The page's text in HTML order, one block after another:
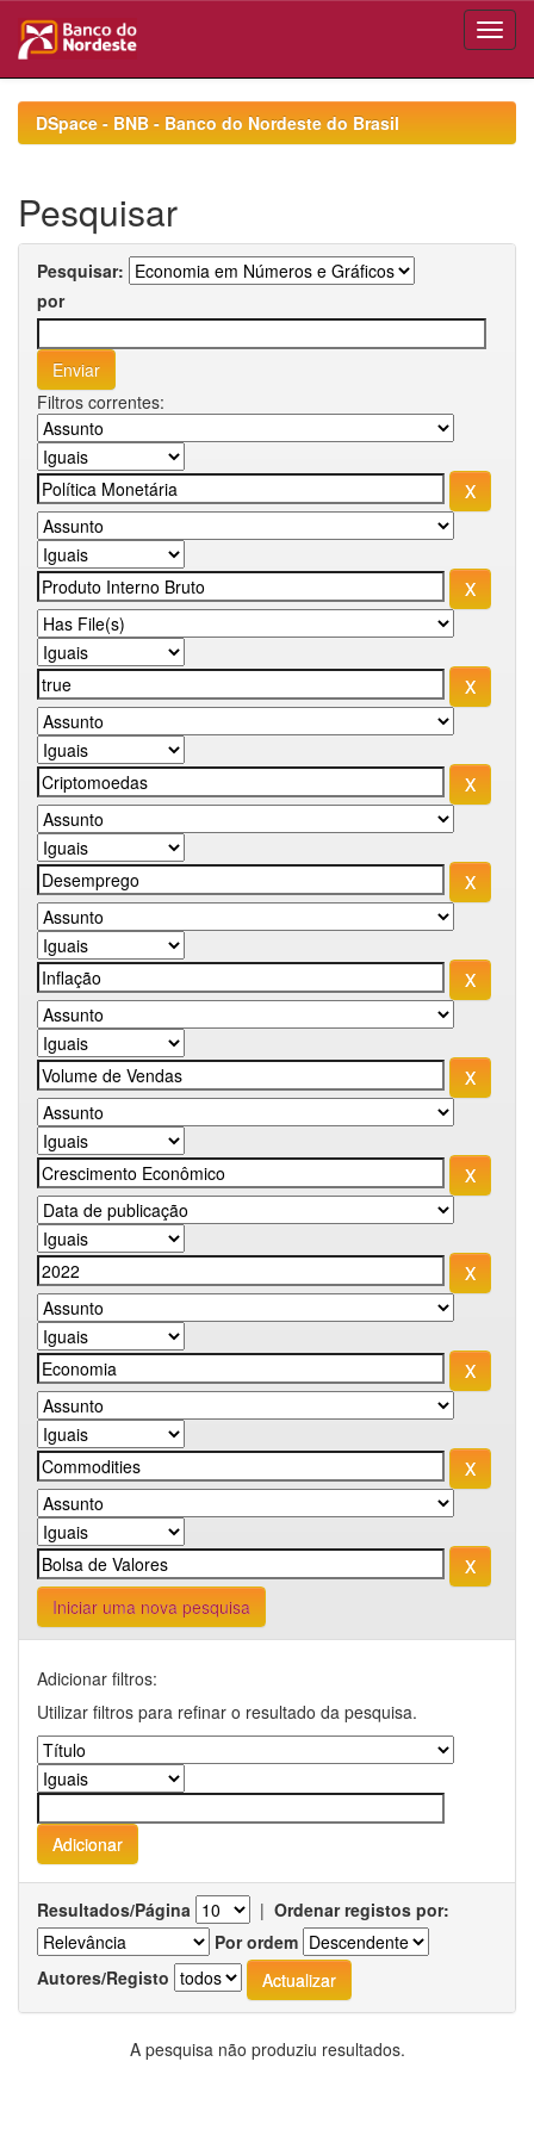
navigationDSpace - BNB - Banco do Nordeste do Brasil
Pesquisar
Pesquisar:
por
Filtros correntes:
Iniciar uma nova pesquisa
Adicionar filtros:
Utilizar filtros para refinar o resultado da pesquisa.
Resultados/Página | Ordenar registos por:
Por ordem
Autores/Registo
A pesquisa não produziu resultados.